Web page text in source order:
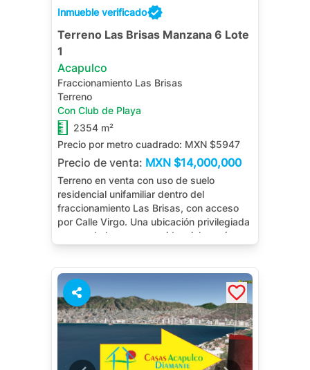
Inmueble verificado
Terreno Las Brisas Manzana 6 Lote
1
Acapulco
Fraccionamiento Las Brisas
Terreno
Con Club de Playa
2354 m²
Precio por metro cuadrado: MXN $5947
Precio de venta: MXN $14,000,000
Terreno en venta con uso de suelo
residencial unifamiliar dentro del
fraccionamiento Las Brisas, con acceso
por Calle Virgo. Una ubicación privilegiada
en una de las zonas residenciales más
reconocidas de Acapulco, ideal para
potencial de plusvalía y un entorno de
privacidad.